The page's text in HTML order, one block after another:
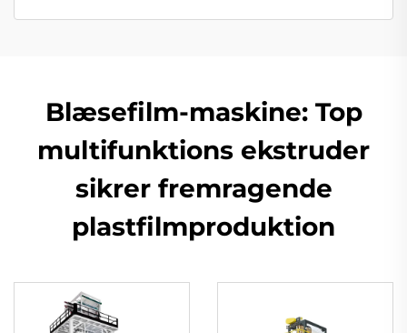
Blæsefilm-maskine: Top
multifunktions ekstruder
sikrer fremragende
plastfilmproduktion